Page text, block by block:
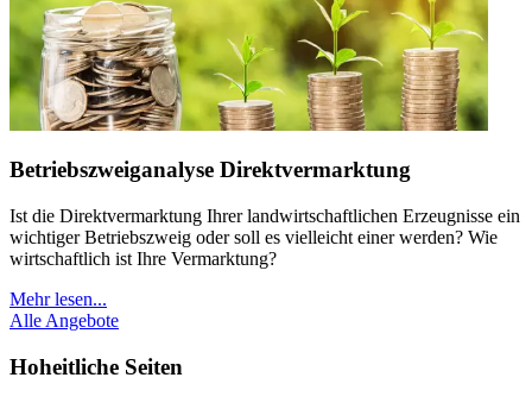
Betriebszweiganalyse Direktvermarktung
Ist die Direktvermarktung Ihrer landwirtschaftlichen Erzeugnisse ein
wichtiger Betriebszweig oder soll es vielleicht einer werden? Wie
wirtschaftlich ist Ihre Vermarktung?
Mehr lesen...
Alle Angebote
Hoheitliche Seiten